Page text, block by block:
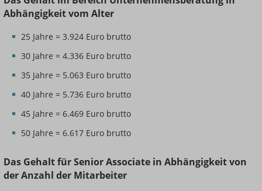
Abhängigkeit vom Alter
25 Jahre = 3.924 Euro brutto
30 Jahre = 4.336 Euro brutto
35 Jahre = 5.063 Euro brutto
40 Jahre = 5.736 Euro brutto
45 Jahre = 6.469 Euro brutto
50 Jahre = 6.617 Euro brutto
Das Gehalt für Senior Associate in Abhängigkeit von
der Anzahl der Mitarbeiter